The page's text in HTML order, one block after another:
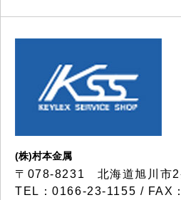
(株)村本金属
〒078-8231 北海道旭川市2
TEL：0166-23-1155 / FAX